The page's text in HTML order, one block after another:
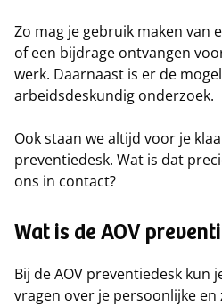
Zo mag je gebruik maken van
of een bijdrage ontvangen
werk. Daarnaast is er de
arbeidsdeskundig onderzoek.
Ook staan we altijd voor je
preventiedesk. Wat is dat
ons in contact?
Wat is de AOV
Bij de AOV preventiedesk kun
vragen over je persoonlijke